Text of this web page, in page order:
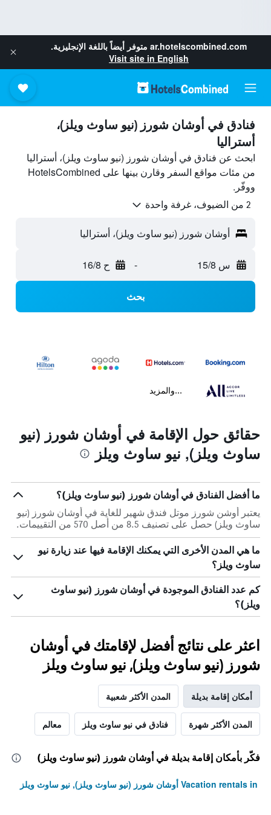
ar.hotelscombined.com متوفر أيضاً باللغة الإنجليزية.
Visit site in English
فنادق في أوشان شورز (نيو ساوث ويلز)،
أستراليا
ابحث عن فنادق في أوشان شورز (نيو ساوث ويلز)، أستراليا
من مئات مواقع السفر وقارن بينها على HotelsCombined
ووفّر.
2 من الضيوف، غرفة واحدة
أوشان شورز (نيو ساوث ويلز)، أستراليا
س 15/8 - ح 16/8
بحث
...والمزيد
حقائق حول الإقامة في أوشان شورز (نيو
ساوث ويلز), نيو ساوث ويلز
ما أفضل الفنادق في أوشان شورز (نيو ساوث ويلز)؟
يعتبر أوشن شورز موتل فندق شهير للغاية في أوشان شورز (نيو
ساوث ويلز) حصل على تصنيف 8.5 من أصل 570 من التقييمات.
ما هي المدن الأخرى التي يمكنك الإقامة فيها عند زيارة نيو
ساوث ويلز؟
كم عدد الفنادق الموجودة في أوشان شورز (نيو ساوث
ويلز)؟
اعثر على نتائج أفضل لإقامتك في أوشان
شورز (نيو ساوث ويلز), نيو ساوث ويلز
أمكان إقامة بديلة المدن الأكثر شعبية
المدن الأكثر شهرة فنادق في نيو ساوث ويلز معالم
فكّر بأمكان إقامة بديلة في أوشان شورز (نيو ساوث ويلز)
Vacation rentals in أوشان شورز (نيو ساوث ويلز), نيو ساوث ويلز